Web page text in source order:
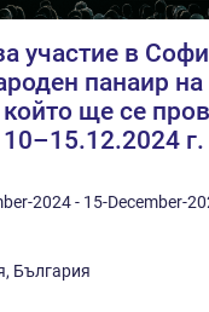
участие в
панаир на
който ще се
г.
2024 - 15-December-
България